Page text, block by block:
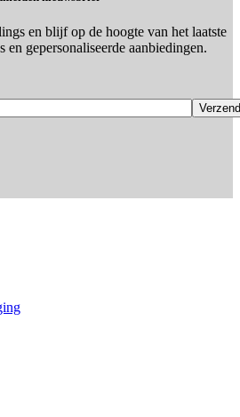
en blijf op de hoogte van het laatste
en gepersonaliseerde aanbiedingen.